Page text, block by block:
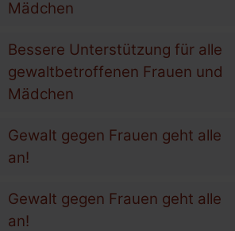
Mädchen
Bessere Unterstützung für alle
gewaltbetroffenen Frauen und
Mädchen
Gewalt gegen Frauen geht alle
an!
Gewalt gegen Frauen geht alle
an!